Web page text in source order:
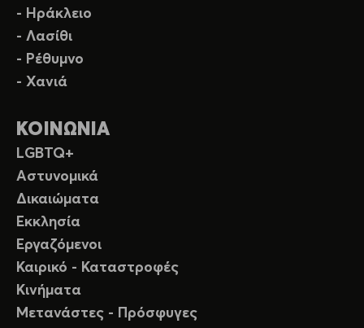
- Ηράκλειο
- Λασίθι
- Ρέθυμνο
- Χανιά
ΚΟΙΝΩΝΙΑ
LGBTQ+
Αστυνομικά
Δικαιώματα
Εκκλησία
Εργαζόμενοι
Καιρικό - Καταστροφές
Κινήματα
Μετανάστες - Πρόσφυγες